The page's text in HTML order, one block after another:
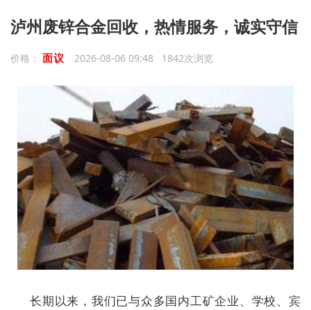
泸州废锌合金回收，热情服务，诚实守信
价格： 面议 2026-08-06 09:48 1842次浏览
长期以来，我们已与众多国内工矿企业、学校、宾